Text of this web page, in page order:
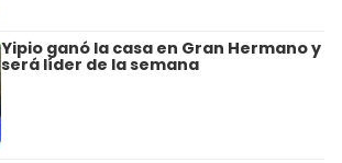
Yipio ganó la casa en Gran Hermano y
será líder de la semana